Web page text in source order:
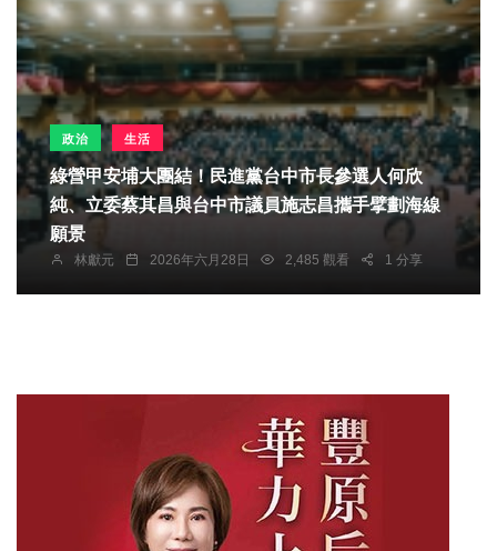
政治 生活
綠營甲安埔大團結！民進黨台中市長參選人何欣
純、立委蔡其昌與台中市議員施志昌攜手擘劃海線
願景
林獻元 2026年六月28日 2,485 觀看 1 分享